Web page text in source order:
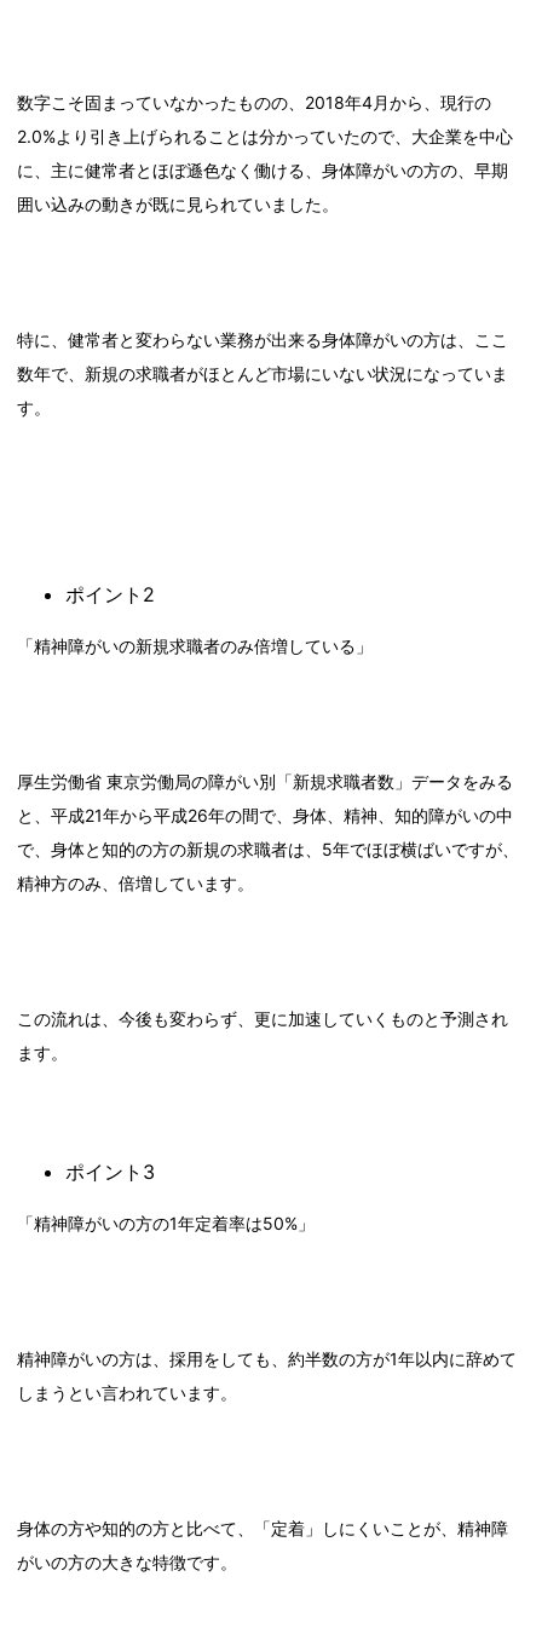
数字こそ固まっていなかったものの、2018年4月から、現行の
2.0%より引き上げられることは分かっていたので、大企業を中心
に、主に健常者とほぼ遜色なく働ける、身体障がいの方の、早期
囲い込みの動きが既に見られていました。
特に、健常者と変わらない業務が出来る身体障がいの方は、ここ
数年で、新規の求職者がほとんど市場にいない状況になっていま
す。
ポイント2
「精神障がいの新規求職者のみ倍増している」
厚生労働省 東京労働局の障がい別「新規求職者数」データをみる
と、平成21年から平成26年の間で、身体、精神、知的障がいの中
で、身体と知的の方の新規の求職者は、5年でほぼ横ばいですが、
精神方のみ、倍増しています。
この流れは、今後も変わらず、更に加速していくものと予測され
ます。
ポイント3
「精神障がいの方の1年定着率は50%」
精神障がいの方は、採用をしても、約半数の方が1年以内に辞めて
しまうとい言われています。
身体の方や知的の方と比べて、「定着」しにくいことが、精神障
がいの方の大きな特徴です。